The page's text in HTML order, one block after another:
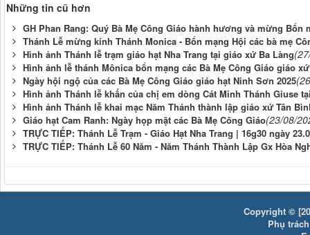
Những tin cũ hơn
GH Phan Rang: Quý Bà Mẹ Công Giáo hành hương và mừng Bổn
Thánh Lễ mừng kính Thánh Monica - Bổn mạng Hội các bà mẹ
Hình ảnh Thánh lễ trạm giáo hạt Nha Trang tại giáo xứ Ba Làng
Hình ảnh lễ thánh Mônica bổn mạng các Bà Mẹ Công Giáo giáo
Ngày hội ngộ của các Bà Mẹ Công Giáo giáo hạt Ninh Sơn 2025
Hình ảnh Thánh lễ khấn của chị em dòng Cát Minh Thánh Giuse
Hình ảnh Thánh lễ khai mạc Năm Thánh thành lập giáo xứ Tân
Giáo hạt Cam Ranh: Ngày họp mặt các Bà Mẹ Công Giáo(23/08/
TRỰC TIẾP: Thánh Lễ Trạm - Giáo Hạt Nha Trang | 16g30 ngày
TRỰC TIẾP: Thánh Lễ 60 Năm - Năm Thánh Thành Lập Gx Hòa
Copyright ©
Phụ